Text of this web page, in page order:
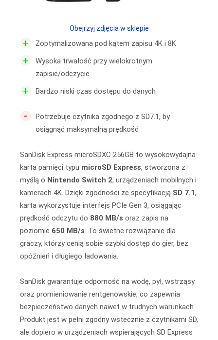
+ Zoptymalizowana pod kątem zapisu 4K i 8K
+
Wysoka trwałość przy wielokrotnym
zapisie/odczycie
+ Bardzo niski czas dostępu do danych
-
Potrzebuje czytnika zgodnego z SD7.1, by
osiągnąć maksymalną prędkość
SanDisk Express microSDXC 256GB to wysokowydajna
karta pamięci typu microSD Express, stworzona z
myślą o Nintendo Switch 2, urządzeniach mobilnych i
kamerach 4K. Dzięki zgodności ze specyfikacją SD 7.1,
karta wykorzystuje interfejs PCIe Gen 3, osiągając
prędkość odczytu do 880 MB/s oraz zapis na
poziomie 650 MB/s. To świetne rozwiązanie dla
graczy, którzy cenią sobie szybki dostęp do gier, bez
opóźnień i długiego ładowania.
SanDisk gwarantuje odporność na wodę, pył, wstrząsy
oraz promieniowanie rentgenowskie, co zapewnia
bezpieczeństwo danych nawet w trudnych warunkach.
Produkt jest w pełni zgodny wstecznie z czytnikami SD,
ale dopiero w urządzeniach wspierających SD Express
Obejrzyj zdjęcia w sklepie